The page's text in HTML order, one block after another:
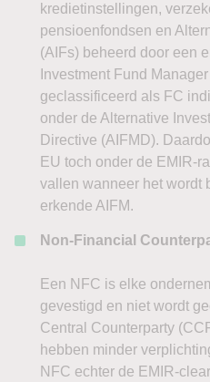
kredietinstellingen,
pensioenfondsen en
(AIFs) beheerd door een
Investment Fund
geclassificeerd als FC
onder de Alternative
Directive (AIFMD).
EU toch onder de EMIR-
vallen wanneer het wordt
erkende AIFM.
Non-Financial
Een NFC is elke
gevestigd en niet wordt
Central Counterparty
hebben minder
NFC echter de EMIR-